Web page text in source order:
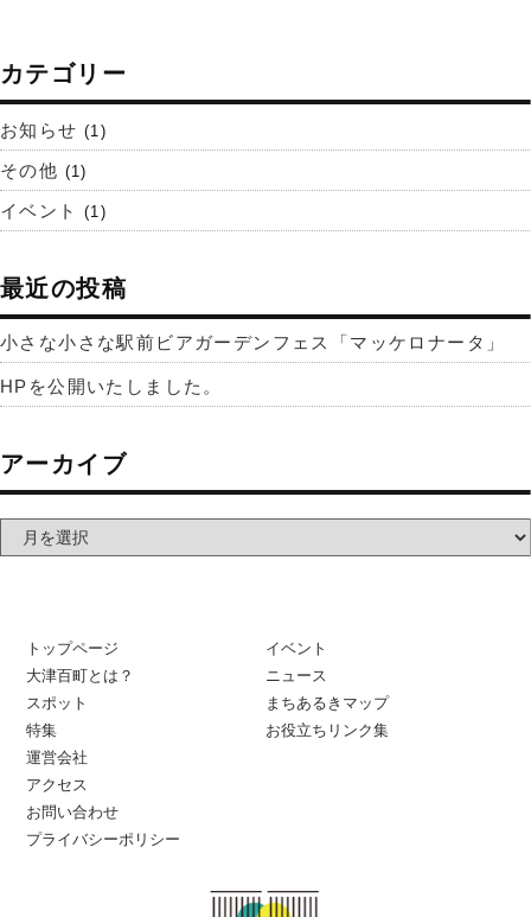
カテゴリー
お知らせ (1)
その他 (1)
イベント (1)
最近の投稿
小さな小さな駅前ビアガーデンフェス「マッケロナータ」
HPを公開いたしました。
アーカイブ
トップページ
大津百町とは？
スポット
特集
イベント
ニュース
まちあるきマップ
お役立ちリンク集
運営会社
アクセス
お問い合わせ
プライバシーポリシー